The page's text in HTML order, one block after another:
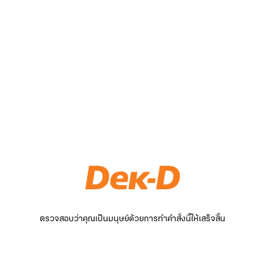
ตรวจสอบว่าคุณเป็นมนุษย์ด้วยการทำคำสั่งนี้ให้เสร็จสิ้น